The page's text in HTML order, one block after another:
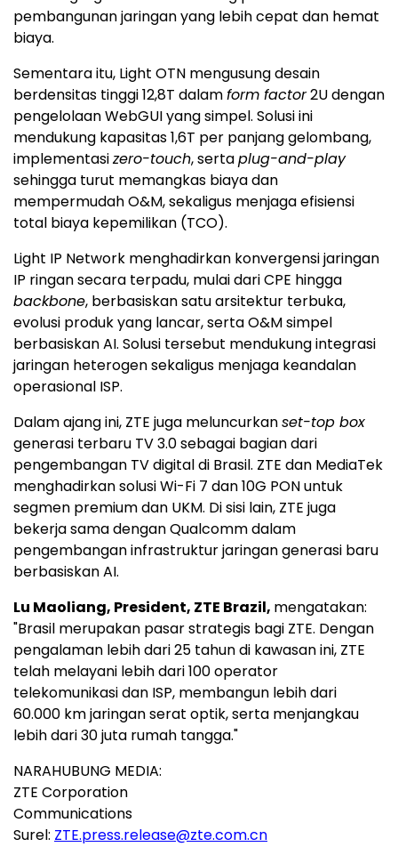
pembangunan jaringan yang lebih cepat dan hemat
biaya.
Sementara itu, Light OTN mengusung desain
berdensitas tinggi 12,8T dalamform factor2U dengan
pengelolaan WebGUI yang simpel. Solusi ini
mendukung kapasitas 1,6T per panjang gelombang,
implementasizero-touch, sertaplug-and-play
sehingga turut memangkas biaya dan
mempermudah O&M, sekaligus menjaga efisiensi
total biaya kepemilikan (TCO).
Light IP Network menghadirkan konvergensi jaringan
IP ringan secara terpadu, mulai dari CPE hingga
backbone, berbasiskan satu arsitektur terbuka,
evolusi produk yang lancar, serta O&M simpel
berbasiskan AI. Solusi tersebut mendukung integrasi
jaringan heterogen sekaligus menjaga keandalan
operasional ISP.
Dalam ajang ini, ZTE juga meluncurkanset-top box
generasi terbaru TV 3.0 sebagai bagian dari
pengembangan TV digital di Brasil. ZTE dan MediaTek
menghadirkan solusi Wi-Fi 7 dan 10G PON untuk
segmen premium dan UKM. Di sisi lain, ZTE juga
bekerja sama dengan Qualcomm dalam
pengembangan infrastruktur jaringan generasi baru
berbasiskan AI.
Lu Maoliang, President, ZTE Brazil, mengatakan:
"Brasil merupakan pasar strategis bagi ZTE. Dengan
pengalaman lebih dari 25 tahun di kawasan ini, ZTE
telah melayani lebih dari 100 operator
telekomunikasi dan ISP, membangun lebih dari
60.000 km jaringan serat optik, serta menjangkau
lebih dari 30 juta rumah tangga."
NARAHUBUNG MEDIA:
ZTE Corporation
Communications
Surel: ZTE.press.release@zte.com.cn